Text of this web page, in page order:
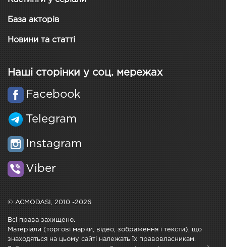
База акторів
Новини та статті
Наші сторінки у соц. мережах
Facebook
Telegram
Instagram
Viber
© ACMODASI, 2010 -2026
Всі права захищено.
Матеріали (торгові марки, відео, зображення і тексти), що
знаходяться на цьому сайті належать їх правовласникам.